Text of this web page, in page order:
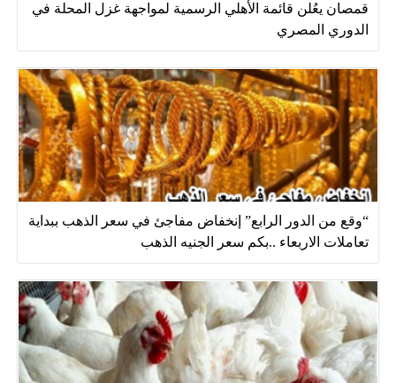
قمصان يعُلن قائمة الأهلي الرسمية لمواجهة غزل المحلة في
الدوري المصري
“وقع من الدور الرابع” إنخفاض مفاجئ في سعر الذهب ببداية
تعاملات الاربعاء ..بكم سعر الجنيه الذهب